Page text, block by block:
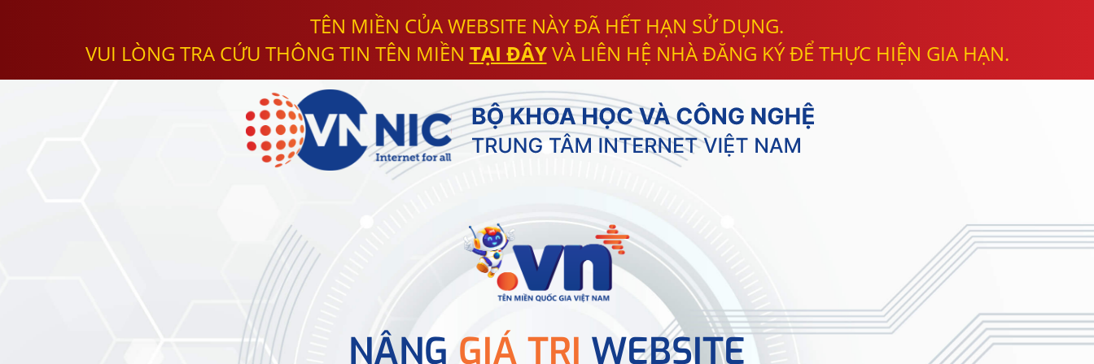
TÊN MIỀN CỦA WEBSITE NÀY ĐÃ HẾT HẠN SỬ DỤNG.
VUI LÒNG TRA CỨU THÔNG TIN TÊN MIỀN TẠI ĐÂYVÀ LIÊN HỆ NHÀ ĐĂNG KÝ ĐỂ THỰC HIỆN GIA HẠN.
NÂNG GIÁ TRỊ WEBSITE